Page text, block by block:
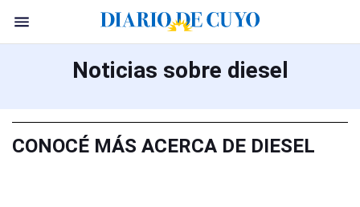
Noticias sobre diesel
CONOCÉ MÁS ACERCA DE DIESEL